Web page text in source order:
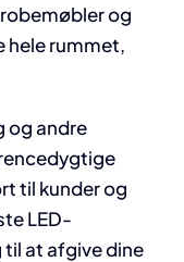
og
hele rummet,
og andre
til kunder og
LED-
til at afgive dine